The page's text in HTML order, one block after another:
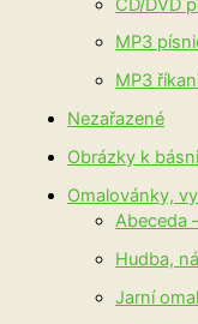
MP3
MP3
Nezařazené
Obrázky k
Omalovánky,
Abeceda
Hudba,
Jarní